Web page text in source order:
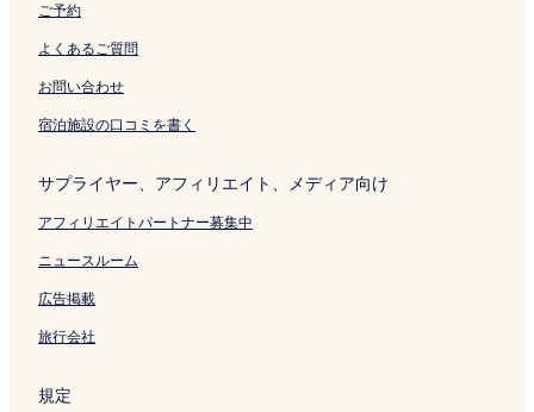
a
c
h
f
o
の
ー
ジ
を
開
リ
ン
ク
o
r
t
の
ー
開
リ
ン
ク
ご予約
よくあるご質問
お問い合わせ
宿泊施設の口コミを書く
サプライヤー、アフィリエイト、メディア向け
アフィリエイトパートナー募集中
ニュースルーム
広告掲載
旅行会社
規定